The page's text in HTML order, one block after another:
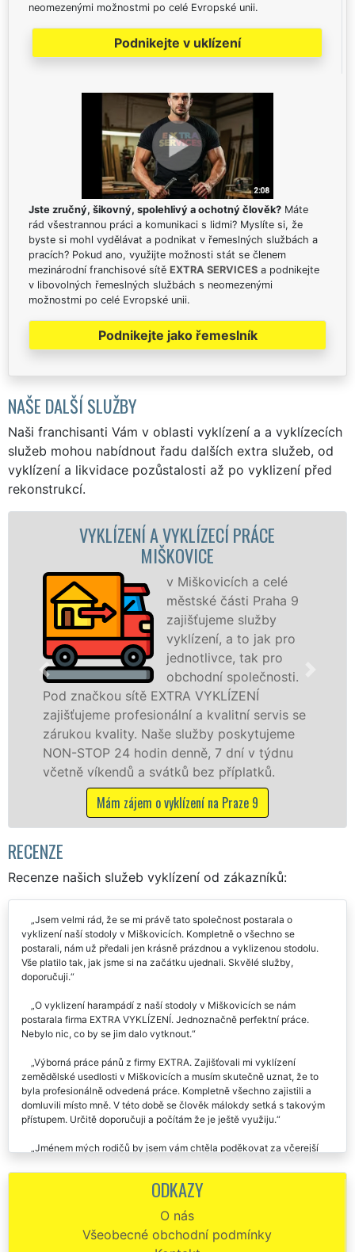
neomezenými možnostmi po celé Evropské unii.
Podnikejte v uklízení
Jste zručný, šikovný, spolehlivý a ochotný člověk? Máte
rád všestrannou práci a komunikaci s lidmi? Myslíte si, že
byste si mohl vydělávat a podnikat v řemeslných službách a
pracích? Pokud ano, využijte možnosti stát se členem
mezinárodní franchisové sítě EXTRA SERVICES a podnikejte
v libovolných řemeslných službách s neomezenými
možnostmi po celé Evropské unii.
Podnikejte jako řemeslník
NAŠE DALŠÍ SLUŽBY
Naši franchisanti Vám v oblasti vyklízení a a vyklízecích
služeb mohou nabídnout řadu dalších extra služeb, od
vyklízení a likvidace pozůstalosti až po vyklizení před
rekonstrukcí.
A VYKLÍZECÍ PRÁCE
v Miškovicích a celé
městské části Praha 9
zajišťujeme služby
vyklízení, a to jak pro
jednotlivce, tak pro
obchodní společnosti.
EXTRA VYKLÍZENÍ
a kvalitní servis se
služby poskytujeme
denně, 7 dní v týdnu
svátků bez příplatků.
o vyklízení na Praze 9
VYKLÍZECÍ
v Miškovicích a
službu jak
osobám se
práce, a to NON-
Mám zájem o
RECENZE
Recenze našich služeb vyklízení od zákazníků:
Jsem velmi rád, že se mi právě tato společnost postarala o
vyklizení naší stodoly v Miškovicích. Kompletně o všechno se
postarali, nám už předali jen krásně prázdnou a vyklizenou stodolu.
Vše platilo tak, jak jsme si na začátku ujednali. Skvělé služby,
doporučuji.
O vyklizení harampádí z naší stodoly v Miškovicích se nám
postarala firma EXTRA VYKLÍZENÍ. Jednoznačně perfektní práce.
Nebylo nic, co by se jim dalo vytknout.
Výborná práce pánů z firmy EXTRA. Zajišťovali mi vyklízení
zemědělské usedlosti v Miškovicích a musím skutečně uznat, že to
byla profesionálně odvedená práce. Kompletně všechno zajistili a
domluvili místo mně. V této době se člověk málokdy setká s takovým
přístupem. Určitě doporučuji a počítám že je ještě využiju.
Jménem mých rodičů by jsem vám chtěla poděkovat za včerejší
moc vás chválili. Ještě jednou děkuji, budu vás určitě doporučovat
Potřebovali jsme vyklidit stodolu v Miškovicích od všemožného
harampádí a starého stavebního materiálu. Tuto službu nám
zajišťovala společnost EXTRA VYKLÍZENÍ, za což jim touto cestou moc
ODKAZY
O nás
Všeobecné obchodní podmínky